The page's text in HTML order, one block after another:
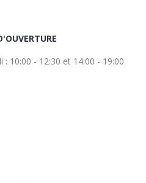
10:00 - 12:30 et 14:00 - 19:00